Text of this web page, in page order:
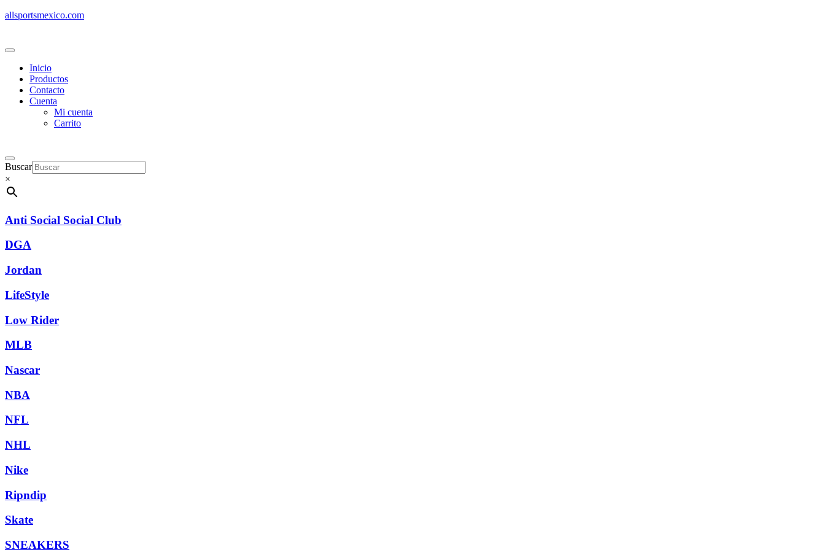
allsportsmexico.com
Inicio
Productos
Contacto
Cuenta
Mi cuenta
Carrito
Buscar
×
Anti Social Social Club
DGA
Jordan
LifeStyle
Low Rider
MLB
Nascar
NBA
NFL
NHL
Nike
Ripndip
Skate
SNEAKERS